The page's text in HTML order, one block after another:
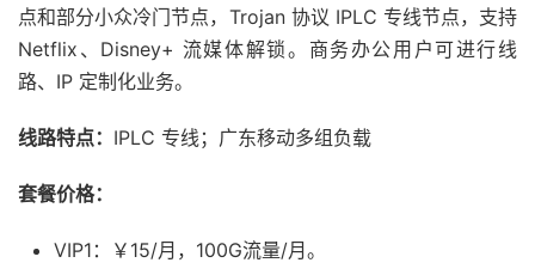
点和部分小众冷门节点，Trojan 协议 IPLC 专线节点，支持
Netflix、Disney+ 流媒体解锁。商务办公用户可进行线
路、IP 定制化业务。
线路特点： IPLC 专线；广东移动多组负载
套餐价格：
VIP1：￥15/月，100G流量/月。